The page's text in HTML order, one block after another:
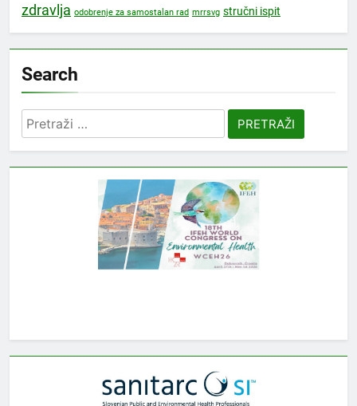
zdravlja odobrenje za samostalan rad mrrsvg stručni ispit
Search
Pretraži: